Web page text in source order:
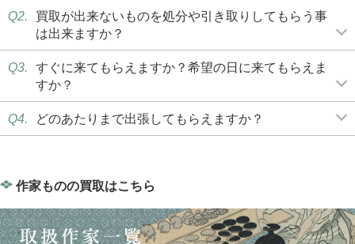
Q2.
買取が出来ないものを処分や引き取りしてもらう事
は出来ますか？
Q3.
すぐに来てもらえますか？希望の日に来てもらえま
すか？
Q4. どのあたりまで出張してもらえますか？
作家ものの買取はこちら